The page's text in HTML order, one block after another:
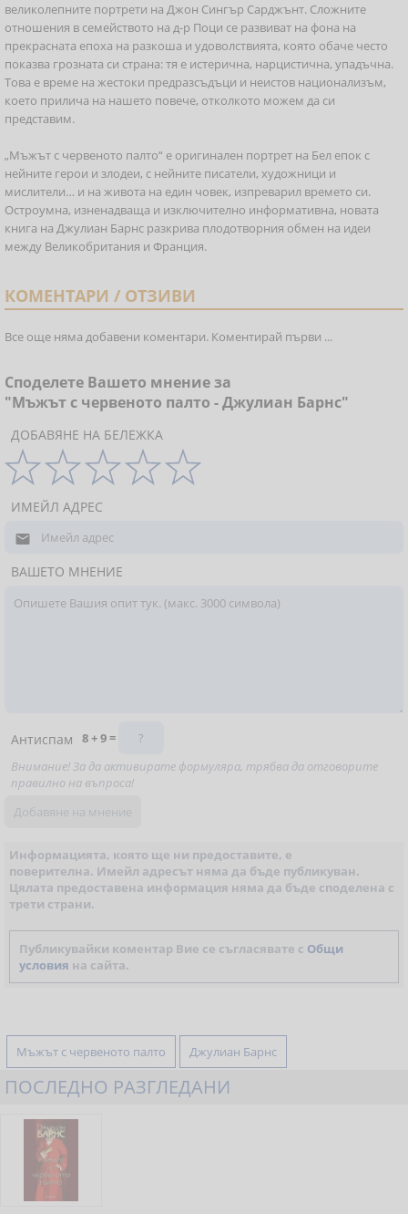
великолепните портрети на Джон Сингър Сарджънт. Сложните
отношения в семейството на д-р Поци се развиват на фона на
прекрасната епоха на разкоша и удоволствията, която обаче често
показва грозната си страна: тя е истерична, нарцистична, упадъчна.
Това е време на жестоки предразсъдъци и неистов национализъм,
което прилича на нашето повече, отколкото можем да си
представим.
„Мъжът с червеното палто“ е оригинален портрет на Бел епок с
нейните герои и злодеи, с нейните писатели, художници и
мислители… и на живота на един човек, изпреварил времето си.
Остроумна, изненадваща и изключително информативна, новата
книга на Джулиан Барнс разкрива плодотворния обмен на идеи
между Великобритания и Франция.
КОМЕНТАРИ / ОТЗИВИ
Все още няма добавени коментари. Коментирай първи ...
Споделете Вашето мнение за
"Мъжът с червеното палто - Джулиан Барнс"
ДОБАВЯНЕ НА БЕЛЕЖКА
ИМЕЙЛ АДРЕС

ВАШЕТО МНЕНИЕ
Антиспам
8 + 9 =
Внимание! За да активирате формуляра, трябва да отговорите
правилно на въпроса!
Информацията, която ще ни предоставите, е
поверителна. Имейл адресът няма да бъде публикуван.
Цялата предоставена информация няма да бъде споделена с
трети страни.
Публикувайки коментар Вие се съгласявате с Общи
условия на сайта.
Мъжът с червеното палто Джулиан Барнс
ПОСЛЕДНО РАЗГЛЕДАНИ